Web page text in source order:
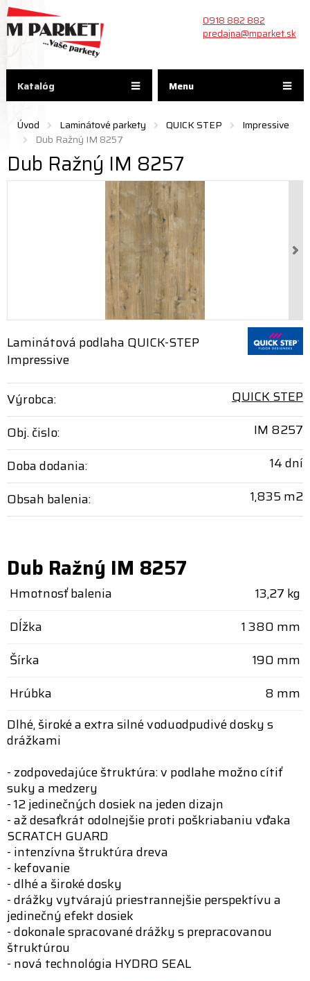
Menu
0918 882 882
predajna@mparket.sk
Úvod Laminátové parkety QUICK STEP
Impressive
Dub Ražný IM 8257
Dub Ražný IM 8257
Laminátová podlaha QUICK-STEP
Impressive
Výrobca:
QUICK STEP
Obj. čislo:
IM 8257
Doba dodania:
14 dní
Obsah balenia:
1,835 m2
Dub Ražný IM 8257
Hmotnosť balenia
13,27 kg
Dĺžka
1 380 mm
Šírka
190 mm
Hrúbka
8 mm
Dlhé, široké a extra silné voduodpudivé dosky s
drážkami
- zodpovedajúce štruktúra: v podlahe možno cítiť
suky a medzery
- 12 jedinečných dosiek na jeden dizajn
- až desaťkrát odolnejšie proti poškriabaniu vďaka
SCRATCH GUARD
- intenzívna štruktúra dreva
- kefovanie
- dlhé a široké dosky
- drážky vytvárajú priestrannejšie perspektívu a
jedinečný efekt dosiek
- dokonale spracované drážky s prepracovanou
štruktúrou
- nová technológia HYDRO SEAL
Katalóg